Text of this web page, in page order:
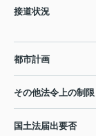
接道状況
都市計画
その他法令上の制限
国土法届出要否